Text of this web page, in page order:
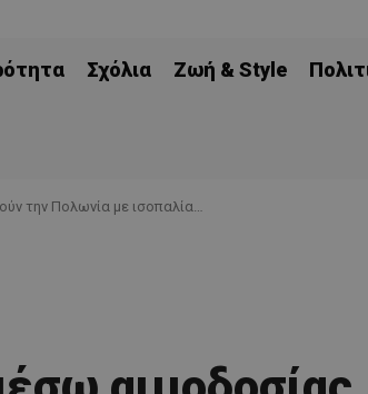
Σχόλια Ζωή & Style
την Πολωνία με ισοπαλία…